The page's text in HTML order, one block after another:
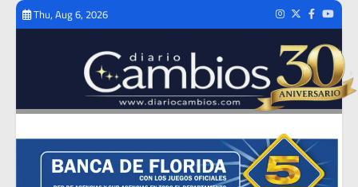
Skip
Thu, Aug 6, 2026 Instagram
TwitterFacebook